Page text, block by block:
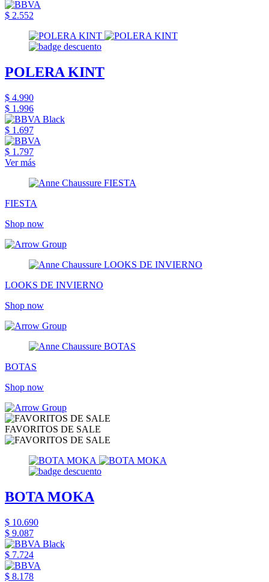
$ 2.552
POLERA KINT
$ 4.990
$ 1.996
$ 1.697
$ 1.797
Ver más
FIESTA
Shop now
LOOKS DE INVIERNO
Shop now
BOTAS
Shop now
FAVORITOS DE SALE
BOTA MOKA
$ 10.690
$ 9.087
$ 7.724
$ 8.178